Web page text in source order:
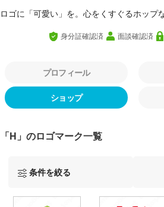
ロゴに「可愛い」を。心をくすぐるホップ
身分証確認済 面談確認済
プロフィール
ショップ
「H」のロゴマーク一覧
条件を絞る